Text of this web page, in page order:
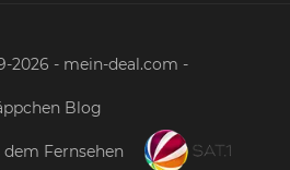
2026 - mein-deal.com -
Blog
Fernsehen